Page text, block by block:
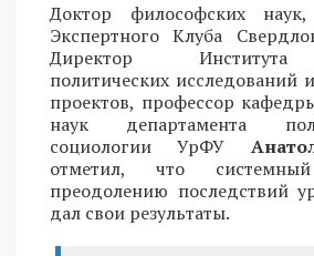
Доктор философских наук,
Экспертного Клуба
Директор Института
политических исследований
проектов, профессор
наук департамента
социологии УрФУ
отметил, что
преодолению последствий
дал свои результаты.